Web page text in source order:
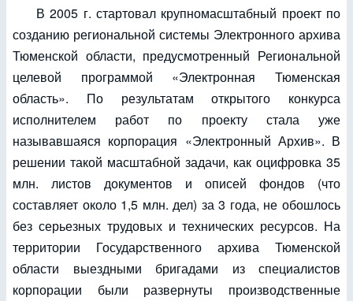
В 2005 г. стартовал крупномасштабный проект по
созданию региональной системы Электронного архива
Тюменской области, предусмотренный Региональной
целевой программой «Электронная Тюменская
область». По результатам открытого конкурса
исполнителем работ по проекту стала уже
называвшаяся корпорация «Электронный Архив». В
решении такой масштабной задачи, как оцифровка 35
млн. листов документов и описей фондов (что
составляет около 1,5 млн. дел) за 3 года, не обошлось
без серьезных трудовых и технических ресурсов. На
территории Государственного архива Тюменской
области выездными бригадами из специалистов
корпорации были развернуты производственные